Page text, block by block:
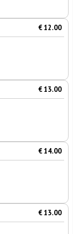
€ 12.00
€ 13.00
€ 14.00
€ 13.00